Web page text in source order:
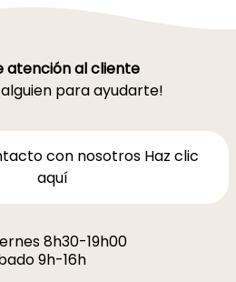
atención al cliente
para ayudarte!
con nosotros Haz clic
aquí
8h30-19h00
9h-16h